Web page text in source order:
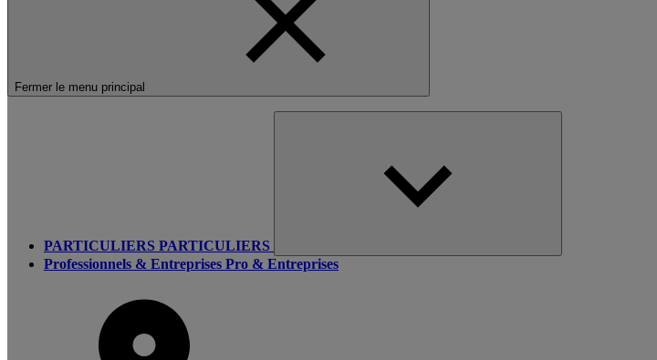
Fermer le menu principal
PARTICULIERS PARTICULIERS
Professionnels & Entreprises Pro & Entreprises